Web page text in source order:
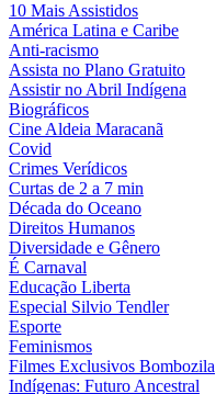
10 Mais Assistidos
América Latina e Caribe
Anti-racismo
Assista no Plano Gratuito
Assistir no Abril Indígena
Biográficos
Cine Aldeia Maracanã
Covid
Crimes Verídicos
Curtas de 2 a 7 min
Década do Oceano
Direitos Humanos
Diversidade e Gênero
É Carnaval
Educação Liberta
Especial Silvio Tendler
Esporte
Feminismos
Filmes Exclusivos Bombozila
Indígenas: Futuro Ancestral